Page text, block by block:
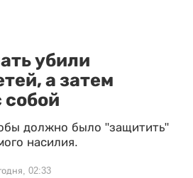
убили
а затем
собой
должно было "защитить"
насилия.
02:33